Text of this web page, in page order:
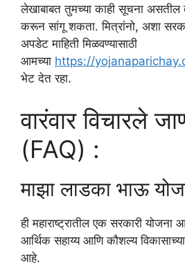
लेखाबाबत तुमच्या काही सूचना असतील
करून सांगू शकता. मित्रांनो, अशा
अपडेट माहिती मिळवण्यासाठी
आमच्या https://
भेट देत रहा.
वारंवार विचारले
(FAQ) :
माझा लाडका भाऊ
ही महाराष्ट्रातील एक सरकारी योजना
आर्थिक सहाय्य आणि कौशल्य
आहे.